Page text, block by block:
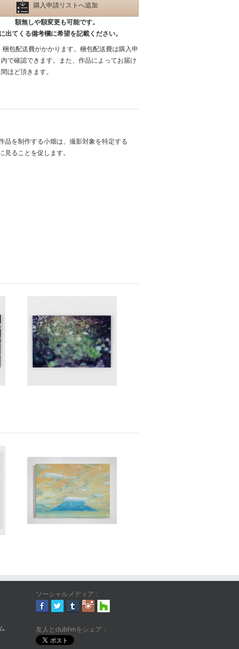
購入申請リストへ追加
額無しや額変更も可能です。
出てくる備考欄に希望を記載ください。
包配送費がかかります。梱包配送費は購入申
で確認できます。また、作品によってお届け
ほど頂きます。
品を制作する小畑は、撮影対象を特定する
ることを促します。
ソーシャルメディア：
友人とclubFmをシェア：